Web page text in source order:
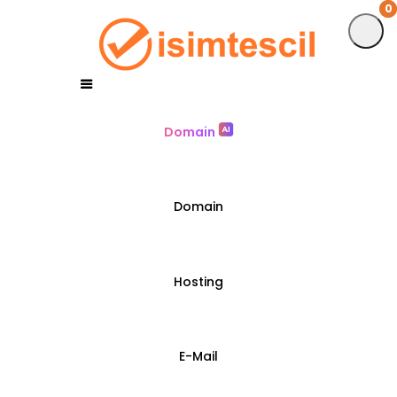
0
Domain
Domain
Hosting
E-Mail
0